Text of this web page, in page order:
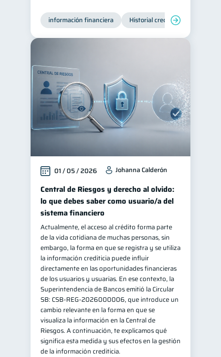
Tarjeta de crédito
Ciberseguridad
Superintendencia de Bancos
Cuenta Abandonada
Inversiones 2
Finanzas Personales 1
Educación Financiera
Información financiera 1
inversiones
Salud mental 1 ahorro 1
Retiro 1 Doble sueldo
Gasto responsable 1
información financiera 1
información financiera Historial crediticio
01 / 05 / 2026 Johanna Calderón
Central de Riesgos y derecho al olvido:
lo que debes saber como usuario/a del
sistema financiero
Actualmente, el acceso al crédito forma parte
de la vida cotidiana de muchas personas, sin
embargo, la forma en que se registra y se utiliza
la información crediticia puede influir
directamente en las oportunidades financieras
de los usuarios y usuarias. En ese contexto, la
Superintendencia de Bancos emitió la Circular
SB: CSB-REG-2026000006, que introduce un
cambio relevante en la forma en que se
visualiza la información en la Central de
Riesgos. A continuación, te explicamos qué
significa esta medida y sus efectos en la gestión
de la información crediticia.